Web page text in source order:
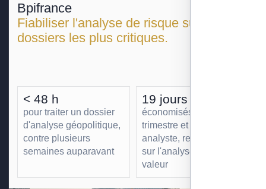
Bpifrance
Fiabiliser l'analyse de risque sur les
dossiers les plus critiques.
< 48 h
pour traiter un dossier
d'analyse géopolitique,
contre plusieurs
semaines auparavant
19 jours
économisés par
trimestre et par
analyste, redéployés
sur l'analyse à forte
valeur